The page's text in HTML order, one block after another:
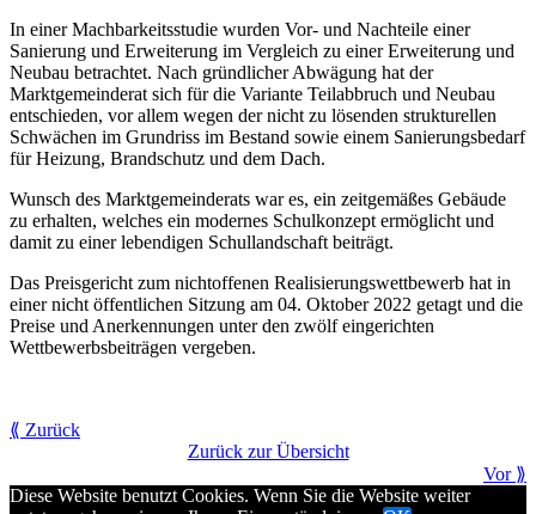
In einer Machbarkeitsstudie wurden Vor- und Nachteile einer
Sanierung und Erweiterung im Vergleich zu einer Erweiterung und
Neubau betrachtet. Nach gründlicher Abwägung hat der
Marktgemeinderat sich für die Variante Teilabbruch und Neubau
entschieden, vor allem wegen der nicht zu lösenden strukturellen
Schwächen im Grundriss im Bestand sowie einem Sanierungsbedarf
für Heizung, Brandschutz und dem Dach.
Wunsch des Marktgemeinderats war es, ein zeitgemäßes Gebäude
zu erhalten, welches ein modernes Schulkonzept ermöglicht und
damit zu einer lebendigen Schullandschaft beiträgt.
Das Preisgericht zum nichtoffenen Realisierungswettbewerb hat in
einer nicht öffentlichen Sitzung am 04. Oktober 2022 getagt und die
Preise und Anerkennungen unter den zwölf eingerichten
Wettbewerbsbeiträgen vergeben.
⟪ Zurück
Zurück zur Übersicht
Vor ⟫
Diese Website benutzt Cookies. Wenn Sie die Website weiter